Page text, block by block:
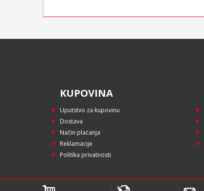
KUPOVINA
Uputstvo za kupovinu
Dostava
Način plaćanja
Reklamacije
Politika privatnosti